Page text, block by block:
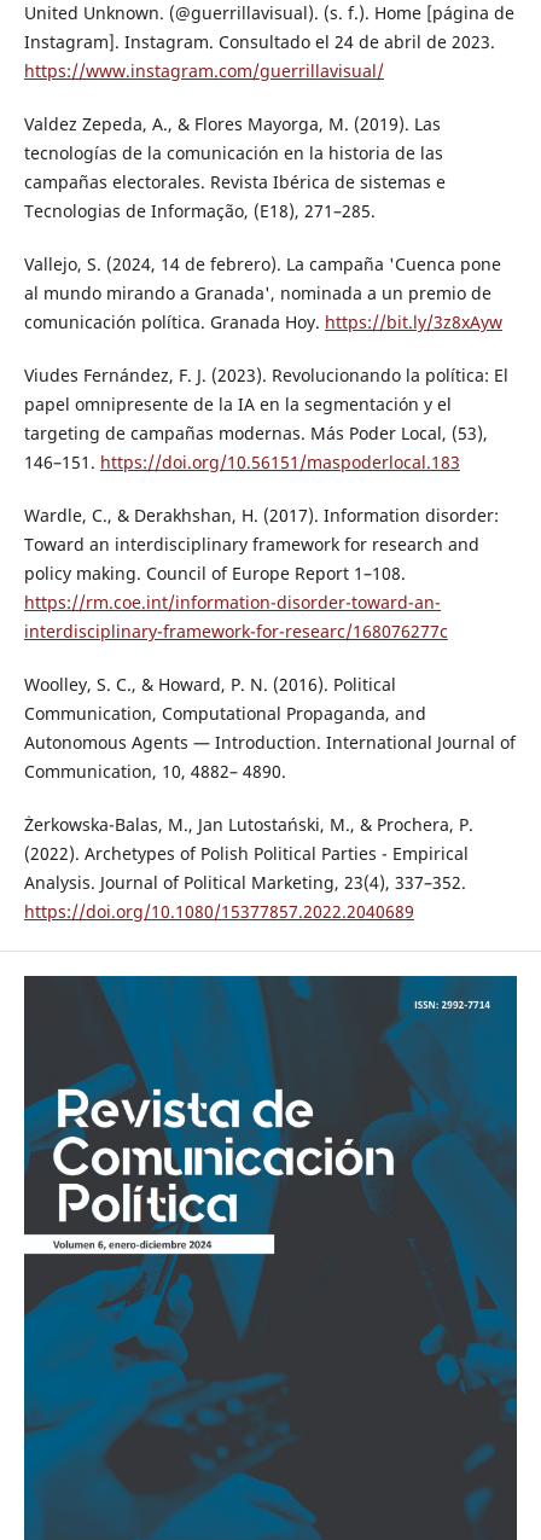
United Unknown. (@guerrillavisual). (s. f.). Home [página de
Instagram]. Instagram. Consultado el 24 de abril de 2023.
https://www.instagram.com/guerrillavisual/
Valdez Zepeda, A., & Flores Mayorga, M. (2019). Las
tecnologías de la comunicación en la historia de las
campañas electorales. Revista Ibérica de sistemas e
Tecnologias de Informação, (E18), 271–285.
Vallejo, S. (2024, 14 de febrero). La campaña 'Cuenca pone
al mundo mirando a Granada', nominada a un premio de
comunicación política. Granada Hoy. https://bit.ly/3z8xAyw
Viudes Fernández, F. J. (2023). Revolucionando la política: El
papel omnipresente de la IA en la segmentación y el
targeting de campañas modernas. Más Poder Local, (53),
146–151. https://doi.org/10.56151/maspoderlocal.183
Wardle, C., & Derakhshan, H. (2017). Information disorder:
Toward an interdisciplinary framework for research and
policy making. Council of Europe Report 1–108.
https://rm.coe.int/information-disorder-toward-an-
interdisciplinary-framework-for-researc/168076277c
Woolley, S. C., & Howard, P. N. (2016). Political
Communication, Computational Propaganda, and
Autonomous Agents — Introduction. International Journal of
Communication, 10, 4882– 4890.
Żerkowska-Balas, M., Jan Lutostański, M., & Prochera, P.
(2022). Archetypes of Polish Political Parties - Empirical
Analysis. Journal of Political Marketing, 23(4), 337–352.
https://doi.org/10.1080/15377857.2022.2040689